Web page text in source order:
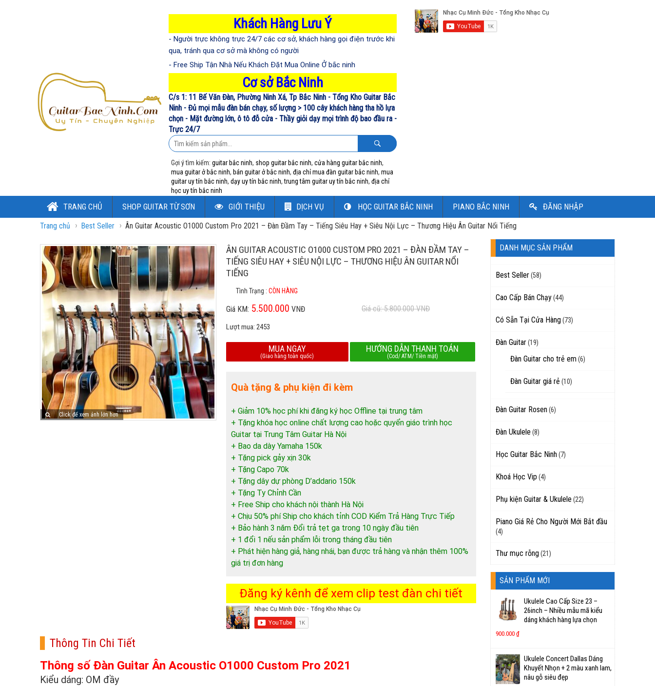
Khách Hàng Lưu Ý
- Người trực không trực 24/7 các cơ sở, khách hàng gọi điện trước khi
qua, tránh qua cơ sở mà không có người
- Free Ship Tận Nhà Nếu Khách Đặt Mua Online Ở bắc ninh
Cơ sở Bắc Ninh
C/s 1: 11 Bế Văn Đàn, Phường Ninh Xá, Tp Bắc Ninh - Tổng Kho Guitar Bắc
Ninh - Đủ mọi mẫu đàn bán chạy, số lượng > 100 cây khách hàng tha hồ lựa
chọn - Mặt đường lớn, ô tô đỗ cửa - Thầy giỏi dạy mọi trình độ bao đầu ra -
Trực 24/7
Gợi ý tìm kiếm: guitar bắc ninh, shop guitar bắc ninh, cửa hàng guitar bắc ninh,
mua guitar ở bắc ninh, bán guitar ở bắc ninh, địa chỉ mua đàn guitar bắc ninh, mua
guitar uy tín bắc ninh, dạy uy tín bắc ninh,trung tâm guitar uy tín bắc ninh, địa chỉ
học uy tín bắc ninh
TRANG CHỦ SHOP GUITAR TỪ SƠN GIỚI THIỆU DỊCH VỤ HỌC GUITAR BẮC NINH PIANO BẮC NINH ĐĂNG NHẬP
Trang chủ › Best Seller › Ân Guitar Acoustic O1000 Custom Pro 2021 – Đàn Đầm Tay – Tiếng Siêu Hay + Siêu Nội Lực – Thương Hiệu Ân Guitar Nổi Tiếng
Click để xem ảnh lớn hơn
ÂN GUITAR ACOUSTIC O1000 CUSTOM PRO 2021 – ĐÀN ĐẦM TAY –
TIẾNG SIÊU HAY + SIÊU NỘI LỰC – THƯƠNG HIỆU ÂN GUITAR NỔI
TIẾNG
Tình Trạng : CÒN HÀNG
Giá KM: 5.500.000 VNĐ Giá cũ: 5.800.000VNĐ
Lượt mua: 2453
MUA NGAY
(Giao hàng toàn quốc)
HƯỚNG DẪN THANH TOÁN
(Cod/ ATM/ Tiền mặt)
Quà tặng & phụ kiện đi kèm
+ Giảm 10% học phí khi đăng ký học Offline tại trung tâm
+ Tặng khóa học online chất lượng cao hoặc quyển giáo trình học
Guitar tại Trung Tâm Guitar Hà Nội
+ Bao da dày Yamaha 150k
+ Tặng pick gảy xịn 30k
+ Tặng Capo 70k
+ Tặng dây dự phòng D’addario 150k
+ Tặng Ty Chỉnh Cần
+ Free Ship cho khách nội thành Hà Nội
+ Chịu 50% phí Ship cho khách tỉnh COD Kiểm Trả Hàng Trực Tiếp
+ Bảo hành 3 năm Đổi trả tẹt ga trong 10 ngày đầu tiên
+ 1 đổi 1 nếu sản phẩm lỗi trong tháng đầu tiên
+ Phát hiện hàng giả, hàng nhái, bạn được trả hàng và nhận thêm 100%
giá trị đơn hàng
Đăng ký kênh để xem clip test đàn chi tiết
Thông Tin Chi Tiết
Thông số Đàn Guitar Ân Acoustic O1000 Custom Pro 2021
Kiểu dáng: OM đầy
DANH MỤC SẢN PHẨM
Best Seller(58)
Cao Cấp Bán Chạy(44)
Có Sẵn Tại Cửa Hàng(73)
Đàn Guitar(19)
Đàn Guitar cho trẻ em(6)
Đàn Guitar giá rẻ (10)
Đàn Guitar Rosen(6)
Đàn Ukulele (8)
Học Guitar Bắc Ninh(7)
Khoá Học Vip (4)
Phụ kiện Guitar & Ukulele (22)
Piano Giá Rẻ Cho Người Mới Bắt đầu
(4)
Thư mục rỗng(21)
SẢN PHẨM MỚI
Ukulele Cao Cấp Size 23 –
26inch – Nhiều mẫu mã kiểu
dáng khách hàng lựa chọn
900.000 ₫
Ukulele Concert Dallas Dáng
Khuyết Nhọn + 2 màu xanh lam,
nâu gỗ siêu đẹp